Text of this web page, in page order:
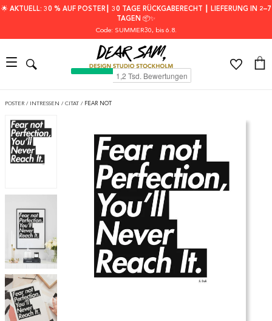
🌟 AKTUELL: 30 % AUF POSTER┃ 30 TAGE RÜCKGABERECHT ┃ LIEFERUNG IN 2–7
TAGEN 📦✨
Code: SUMMER30, bis 6.8.
POSTER / INTRESSEN / CITAT / FEAR NOT